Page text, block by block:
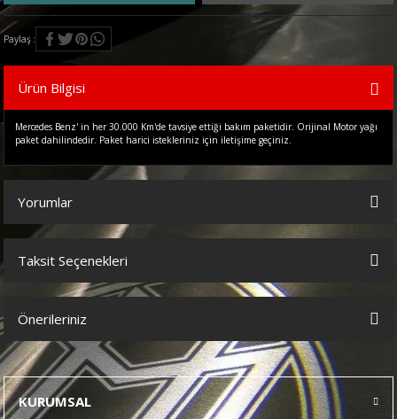
Paylaş
Ürün Bilgisi
Mercedes Benz' in her 30.000 Km'de tavsiye ettiği bakım paketidir. Orijinal Motor yağı
paket dahilindedir. Paket harici istekleriniz için iletişime geçiniz.
Yorumlar
Bu ürüne ilk yorumu siz yapın!
Taksit Seçenekleri
Önerileriniz
Bu ürünün fiyat bilgisi, resim, ürün açıklamalarında ve diğer
konularda yetersiz gördüğünüz noktaları öneri formunu kullanarak
tarafımıza iletebilirsiniz.
Görüş ve önerileriniz için teşekkür ederiz.
KURUMSAL